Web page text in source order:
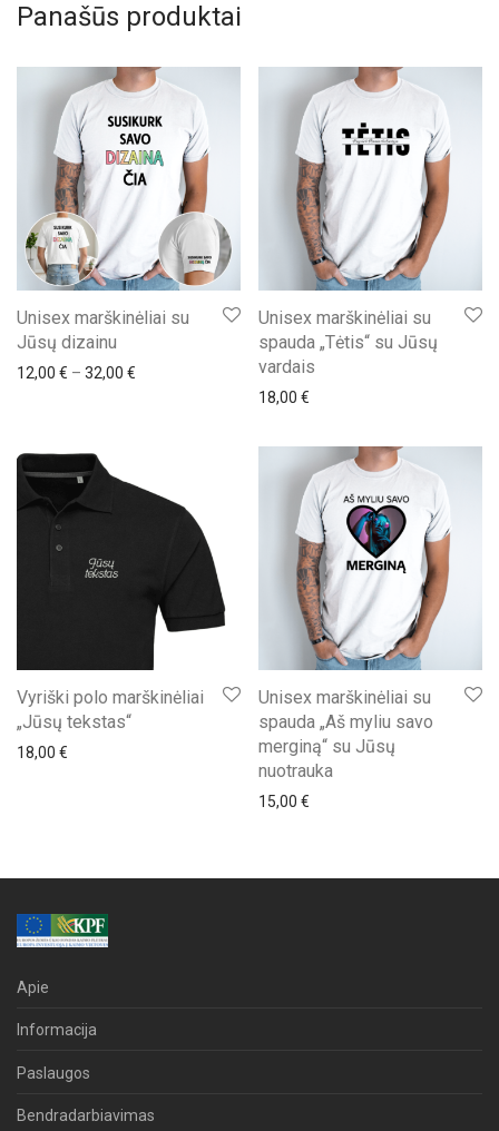
Panašūs produktai
Unisex marškinėliai su
Jūsų dizainu
12,00 € – 32,00 € Price range: 12,00 € through 32,00 €
Unisex marškinėliai su
spauda „Tėtis“ su Jūsų
vardais
18,00 €
Vyriški polo marškinėliai
„Jūsų tekstas“
18,00 €
Unisex marškinėliai su
spauda „Aš myliu savo
merginą“ su Jūsų
nuotrauka
15,00 €
Apie
Informacija
Paslaugos
Bendradarbiavimas